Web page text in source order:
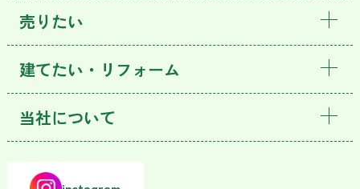
売りたい
建てたい・リフォーム
当社について